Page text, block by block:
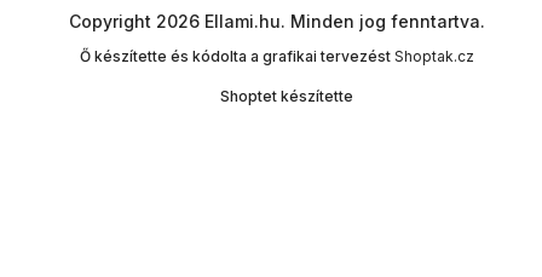
Shoptet készítette
Copyright 2026 Ellami.hu. Minden jog fenntartva.
Ő készítette és kódolta a grafikai tervezést Shoptak.cz